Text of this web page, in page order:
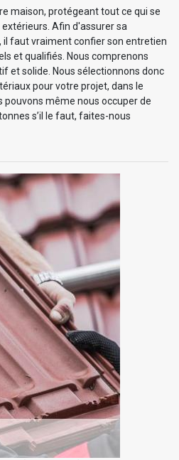
maison, protégeant tout ce qui se
Afin d'assurer sa
faut vraiment confier son entretien
et qualifiés. Nous comprenons
et solide. Nous sélectionnons donc
pour votre projet, dans le
pouvons même nous occuper de
s’il le faut, faites-nous